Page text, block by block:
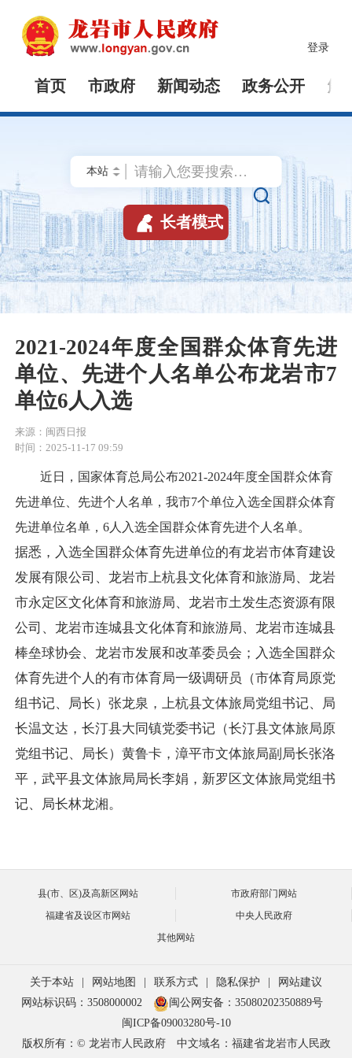
登录
首页 市政府 新闻动态 政务公开 解

 长者模式
2021-2024年度全国群众体育先进
单位、先进个人名单公布龙岩市7
单位6人入选
来源：闽西日报
时间：2025-11-17 09:59
近日，国家体育总局公布2021-2024年度全国群众体育
先进单位、先进个人名单，我市7个单位入选全国群众体育
先进单位名单，6人入选全国群众体育先进个人名单。
据悉，入选全国群众体育先进单位的有龙岩市体育建设
发展有限公司、龙岩市上杭县文化体育和旅游局、龙岩
市永定区文化体育和旅游局、龙岩市土发生态资源有限
公司、龙岩市连城县文化体育和旅游局、龙岩市连城县
棒垒球协会、龙岩市发展和改革委员会；入选全国群众
体育先进个人的有市体育局一级调研员（市体育局原党
组书记、局长）张龙泉，上杭县文体旅局党组书记、局
长温文达，长汀县大同镇党委书记（长汀县文体旅局原
党组书记、局长）黄鲁卡，漳平市文体旅局副局长张洛
平，武平县文体旅局局长李娟，新罗区文体旅局党组书
记、局长林龙湘。
县(市、区)及高新区网站
市政府部门网站
福建省及设区市网站
中央人民政府
其他网站
关于本站 网站地图 联系方式 隐私保护
网站建议
网站标识码：3508000002
闽公网安备：35080202350889号
闽ICP备09003280号-10
版权所有：© 龙岩市人民政府
中文域名：福建省龙岩市人民政